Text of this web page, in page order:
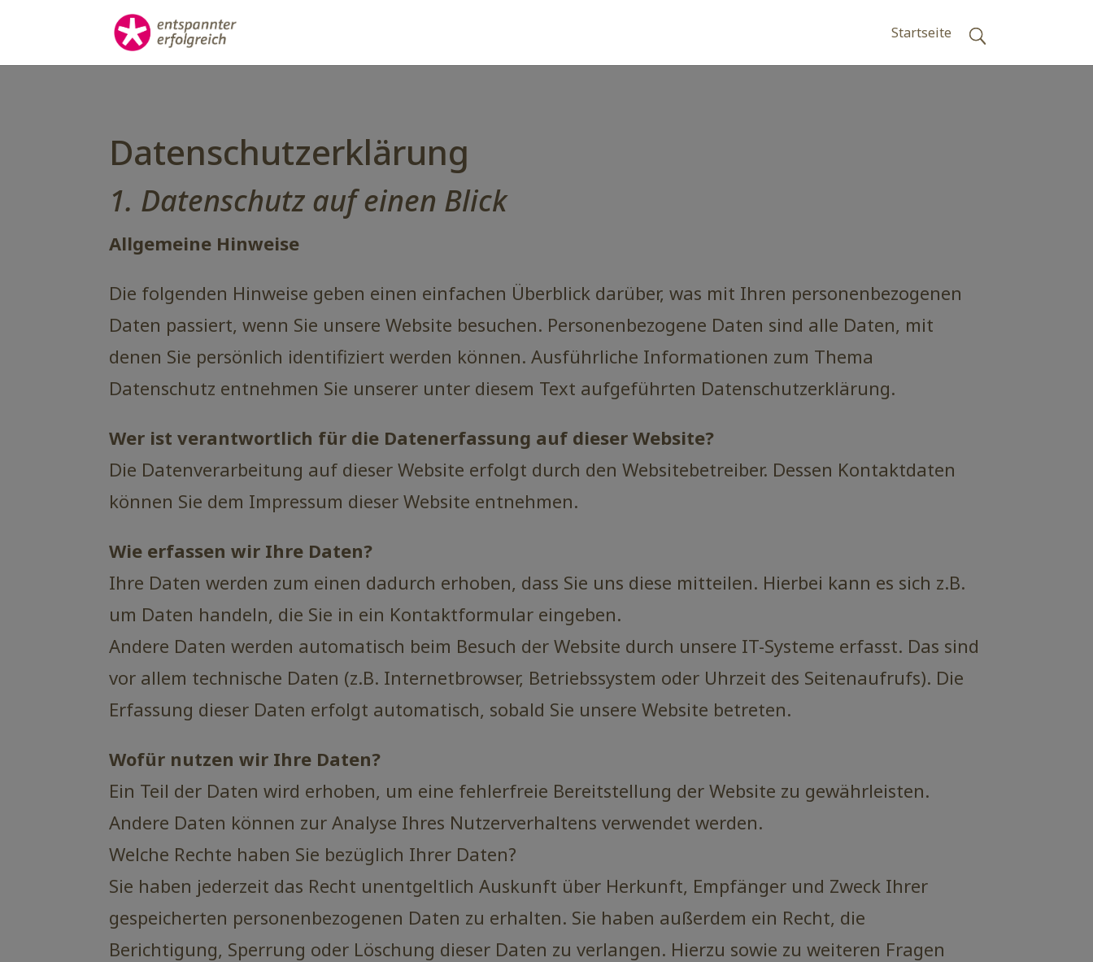
Startseite
Datenschutzerklärung
1. Datenschutz auf einen Blick
Allgemeine Hinweise
Die folgenden Hinweise geben einen einfachen Überblick darüber, was mit Ihren personenbezogenen
Daten passiert, wenn Sie unsere Website besuchen. Personenbezogene Daten sind alle Daten, mit
denen Sie persönlich identifiziert werden können. Ausführliche Informationen zum Thema
Datenschutz entnehmen Sie unserer unter diesem Text aufgeführten Datenschutzerklärung.
Wer ist verantwortlich für die Datenerfassung auf dieser Website?
Die Datenverarbeitung auf dieser Website erfolgt durch den Websitebetreiber. Dessen Kontaktdaten
können Sie dem Impressum dieser Website entnehmen.
Wie erfassen wir Ihre Daten?
Ihre Daten werden zum einen dadurch erhoben, dass Sie uns diese mitteilen. Hierbei kann es sich z.B.
um Daten handeln, die Sie in ein Kontaktformular eingeben.
Andere Daten werden automatisch beim Besuch der Website durch unsere IT-Systeme erfasst. Das sind
vor allem technische Daten (z.B. Internetbrowser, Betriebssystem oder Uhrzeit des Seitenaufrufs). Die
Erfassung dieser Daten erfolgt automatisch, sobald Sie unsere Website betreten.
Wofür nutzen wir Ihre Daten?
Ein Teil der Daten wird erhoben, um eine fehlerfreie Bereitstellung der Website zu gewährleisten.
Andere Daten können zur Analyse Ihres Nutzerverhaltens verwendet werden.
Welche Rechte haben Sie bezüglich Ihrer Daten?
Sie haben jederzeit das Recht unentgeltlich Auskunft über Herkunft, Empfänger und Zweck Ihrer
gespeicherten personenbezogenen Daten zu erhalten. Sie haben außerdem ein Recht, die
Berichtigung, Sperrung oder Löschung dieser Daten zu verlangen. Hierzu sowie zu weiteren Fragen